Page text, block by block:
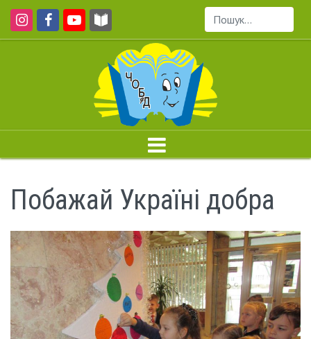
Пошук...
Побажай Україні добра